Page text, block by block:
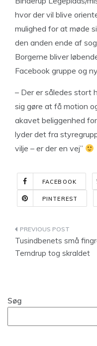
hvor der vil blive
mulighed for at møde
den anden ende af
Borgerne bliver
Facebook gruppe og
– Der er således stort
sig gøre at få motion
akavet beliggenhed
lyder det fra
vilje – er der en vej”
FACEBOOK
PINTEREST
Tusindbenets små
Terndrup tog skraldet
Søg